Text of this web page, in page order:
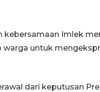
kebersamaan Imlek
warga untuk
dari keputusan